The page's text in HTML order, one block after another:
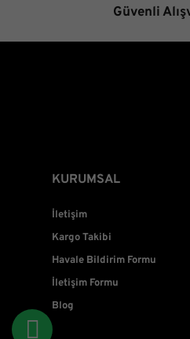
Güvenli
KURUMSAL
İletişim
Kargo Takibi
Havale Bildirim Formu
İletişim Formu
Blog